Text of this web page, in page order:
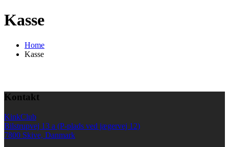
Kasse
Home
Kasse
Kontakt
KinkClub
Bilstrupvej 13 a (P-plads ved jægervej 12)
7800 Skive, Danmark